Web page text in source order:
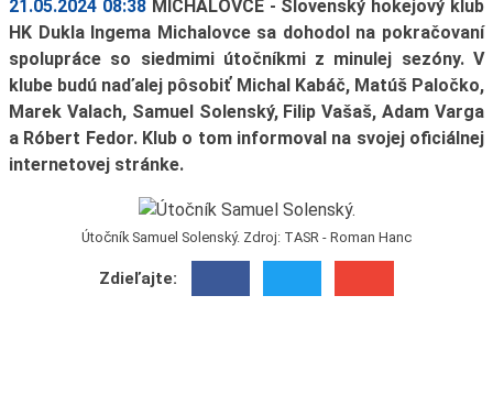
21.05.2024 08:38 MICHALOVCE - Slovenský hokejový klub
HK Dukla Ingema Michalovce sa dohodol na pokračovaní
spolupráce so siedmimi útočníkmi z minulej sezóny. V
klube budú naďalej pôsobiť Michal Kabáč, Matúš Paločko,
Marek Valach, Samuel Solenský, Filip Vašaš, Adam Varga
a Róbert Fedor. Klub o tom informoval na svojej oficiálnej
internetovej stránke.
Útočník Samuel Solenský. Zdroj: TASR - Roman Hanc
Zdieľajte: